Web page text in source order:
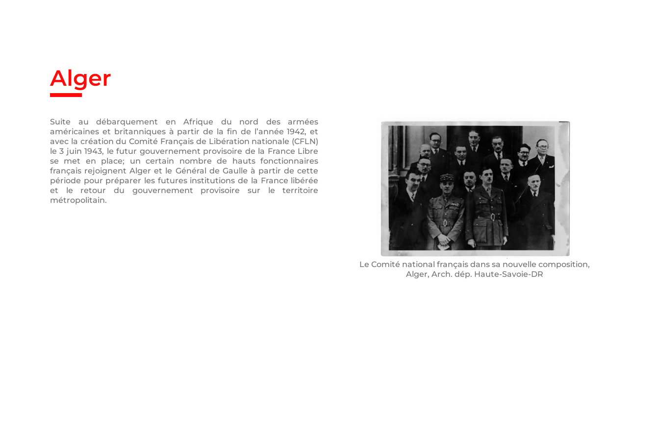
Alger
Suite au débarquement en Afrique du nord des armées
américaines et britanniques à partir de la fin de l’année 1942, et
avec la création du Comité Français de Libération nationale (CFLN)
le 3 juin 1943, le futur gouvernement provisoire de la France Libre
se met en place; un certain nombre de hauts fonctionnaires
français rejoignent Alger et le Général de Gaulle à partir de cette
période pour préparer les futures institutions de la France libérée
et le retour du gouvernement provisoire sur le territoire
métropolitain.
Le Comité national français dans sa nouvelle composition,
Alger, Arch. dép. Haute-Savoie-DR